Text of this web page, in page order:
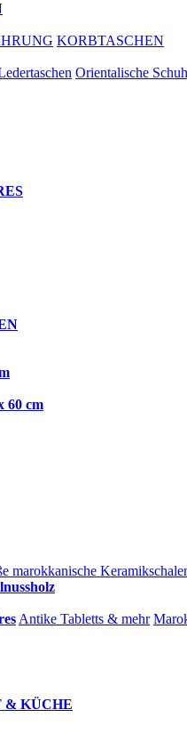
KORBTASCHEN
Orientalische
60 cm
marokkanische
Antike Tabletts & mehr
& KÜCHE